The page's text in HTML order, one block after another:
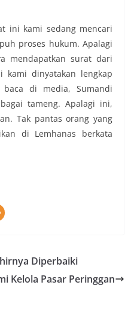
ini kami sedang mencari
proses hukum. Apalagi
mendapatkan surat dari
kami dinyatakan lengkap
di media, Sumandi
tameng. Apalagi ini,
Tak pantas orang yang
di Lemhanas berkata
Diperbaiki
Kelola Pasar Peringgan